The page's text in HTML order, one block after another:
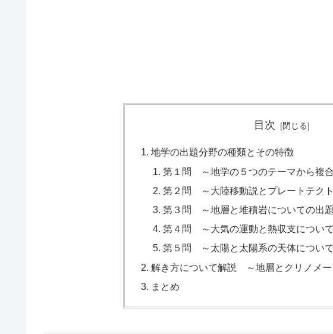
目次
地学の出題分野の種類とその特徴
第１問 ～地学の５つのテーマから複
第２問 ～大陸移動説とプレートテク
第３問 ～地層と堆積岩についての出
第４問 ～大気の運動と熱収支につい
第５問 ～太陽と太陽系の天体につい
解き方について解説 ～地層とクリノメー
まとめ